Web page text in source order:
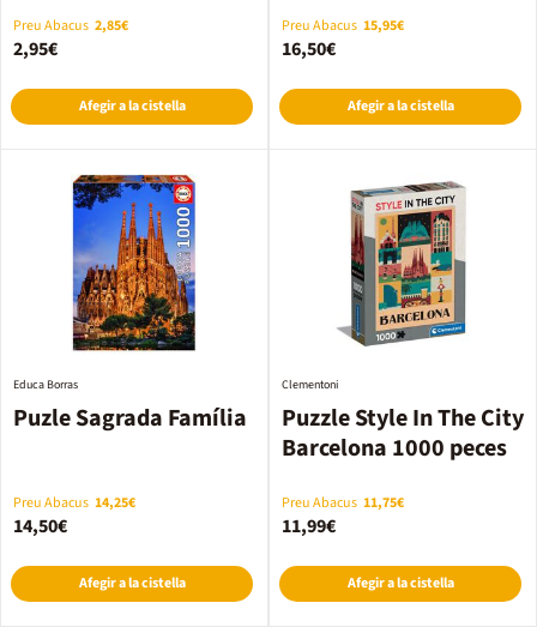
Preu Abacus 2,85€
2,95€
Afegir a la cistella
Preu Abacus 15,95€
16,50€
Afegir a la cistella
Puzle Sagrada Família
Educa Borras
Preu Abacus 14,25€
14,50€
Afegir a la cistella
Puzzle Style In The City
Barcelona 1000 peces
Clementoni
Preu Abacus 11,75€
11,99€
Afegir a la cistella